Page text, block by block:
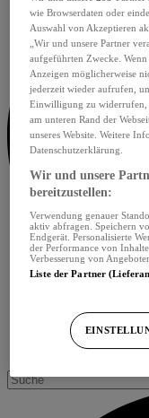
wie Browserdaten oder
Auswahl von Akzeptieren
„Wir und unsere Partner
aufgeführten Zwecke.
Anzeigen möglicherweise
jederzeit wieder aufrufen,
Einwilligung zu widerrufen,
am unteren Rand der
unseres Website. Weitere
Datenschutzerklärung.
Wir und unsere
bereitzustellen:
Verwendung genauer
aktiv abfragen. Speichern
Endgerät. Personalisierte
der Performance von
Verbesserung von
Liste der Partner